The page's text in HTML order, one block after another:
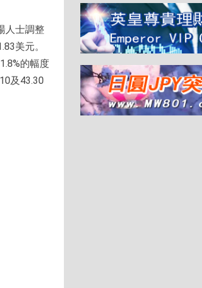
人士調整
美元。
的幅度
及43.30